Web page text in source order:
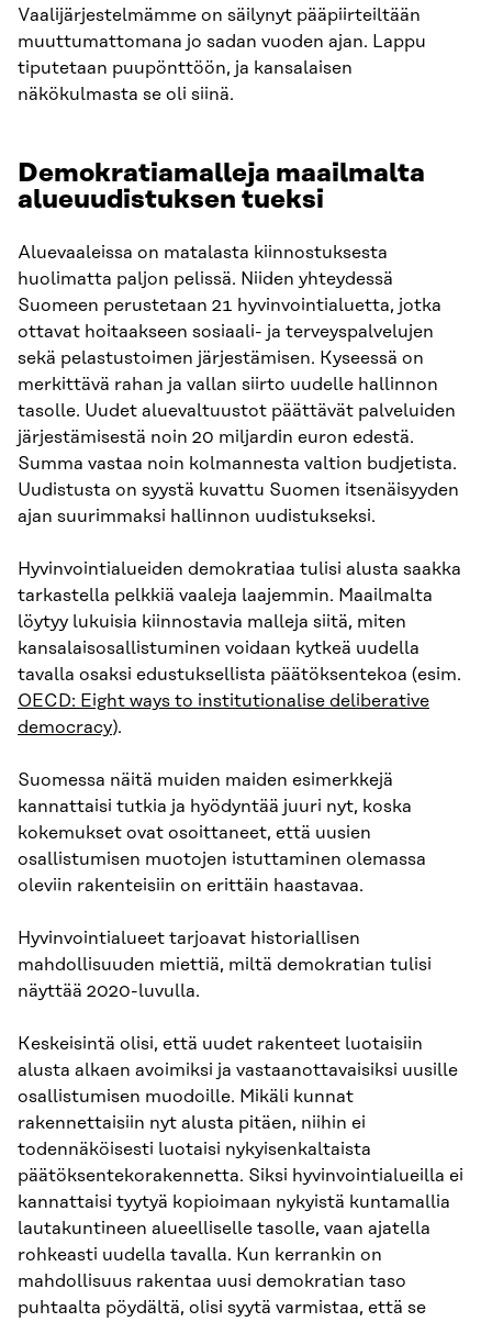
Vaalijärjestelmämme on säilynyt pääpiirteiltään
muuttumattomana jo sadan vuoden ajan. Lappu
tiputetaan puupönttöön, ja kansalaisen
näkökulmasta se oli siinä.
Demokratiamalleja maailmalta
alueuudistuksen tueksi
Aluevaaleissa on matalasta kiinnostuksesta
huolimatta paljon pelissä. Niiden yhteydessä
Suomeen perustetaan 21 hyvinvointialuetta, jotka
ottavat hoitaakseen sosiaali- ja terveyspalvelujen
sekä pelastustoimen järjestämisen. Kyseessä on
merkittävä rahan ja vallan siirto uudelle hallinnon
tasolle. Uudet aluevaltuustot päättävät palveluiden
järjestämisestä noin 20 miljardin euron edestä.
Summa vastaa noin kolmannesta valtion budjetista.
Uudistusta on syystä kuvattu Suomen itsenäisyyden
ajan suurimmaksi hallinnon uudistukseksi.
Hyvinvointialueiden demokratiaa tulisi alusta saakka
tarkastella pelkkiä vaaleja laajemmin. Maailmalta
löytyy lukuisia kiinnostavia malleja siitä, miten
kansalaisosallistuminen voidaan kytkeä uudella
tavalla osaksi edustuksellista päätöksentekoa (esim.
OECD: Eight ways to institutionalise deliberative
democracy).
Suomessa näitä muiden maiden esimerkkejä
kannattaisi tutkia ja hyödyntää juuri nyt, koska
kokemukset ovat osoittaneet, että uusien
osallistumisen muotojen istuttaminen olemassa
oleviin rakenteisiin on erittäin haastavaa.
Hyvinvointialueet tarjoavat historiallisen
mahdollisuuden miettiä, miltä demokratian tulisi
näyttää 2020-luvulla.
Keskeisintä olisi, että uudet rakenteet luotaisiin
alusta alkaen avoimiksi ja vastaanottavaisiksi uusille
osallistumisen muodoille. Mikäli kunnat
rakennettaisiin nyt alusta pitäen, niihin ei
todennäköisesti luotaisi nykyisenkaltaista
päätöksentekorakennetta. Siksi hyvinvointialueilla ei
kannattaisi tyytyä kopioimaan nykyistä kuntamallia
lautakuntineen alueelliselle tasolle, vaan ajatella
rohkeasti uudella tavalla. Kun kerrankin on
mahdollisuus rakentaa uusi demokratian taso
puhtaalta pöydältä, olisi syytä varmistaa, että se